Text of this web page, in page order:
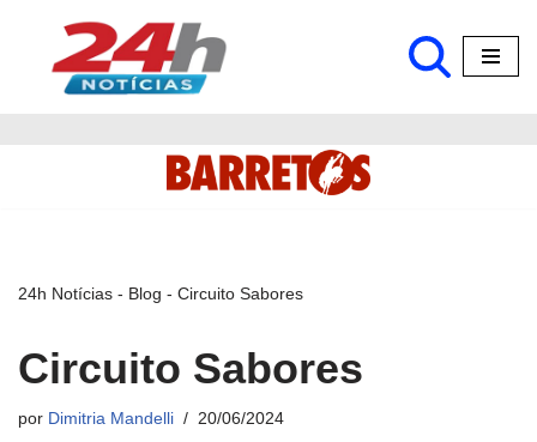
Pular
24h Notícias - Blog - Circuito Sabores
Circuito Sabores
por Dimitria Mandelli 20/06/2024